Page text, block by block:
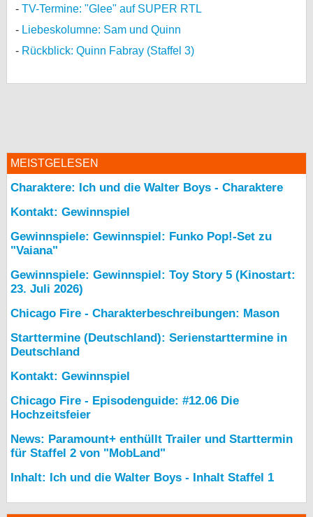
TV-Termine: "Glee" auf SUPER RTL
Liebeskolumne: Sam und Quinn
Rückblick: Quinn Fabray (Staffel 3)
MEISTGELESEN
Charaktere: Ich und die Walter Boys - Charaktere
Kontakt: Gewinnspiel
Gewinnspiele: Gewinnspiel: Funko Pop!-Set zu
"Vaiana"
Gewinnspiele: Gewinnspiel: Toy Story 5 (Kinostart:
23. Juli 2026)
Chicago Fire - Charakterbeschreibungen: Mason
Starttermine (Deutschland): Serienstarttermine in
Deutschland
Kontakt: Gewinnspiel
Chicago Fire - Episodenguide: #12.06 Die
Hochzeitsfeier
News: Paramount+ enthüllt Trailer und Starttermin
für Staffel 2 von "MobLand"
Inhalt: Ich und die Walter Boys - Inhalt Staffel 1